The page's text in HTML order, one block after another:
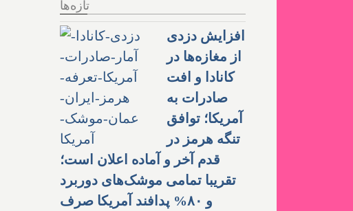
تازه‌ها
افزایش دزدی
از مغازه‌ها در
کانادا و افت
صادرات به
آمریکا؛ توافق
تنگه هرمز در
قدم آخر و آماده اعلان است؛
تقریبا تمامی موشک‌های دوربرد
و ۸۰% پدافند آمریکا صرف